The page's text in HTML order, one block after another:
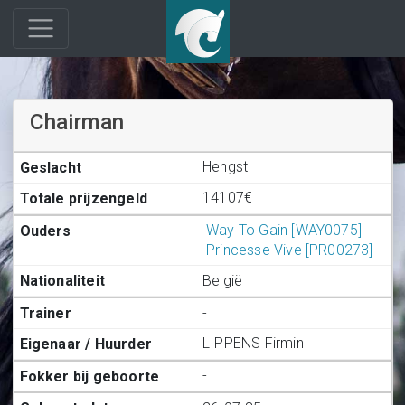
Chairman
Hengst
14107€
Way To Gain [WAY0075]
Princesse Vive [PR00273]
België
-
LIPPENS Firmin
-